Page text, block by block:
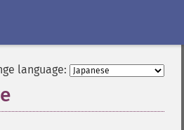
language: